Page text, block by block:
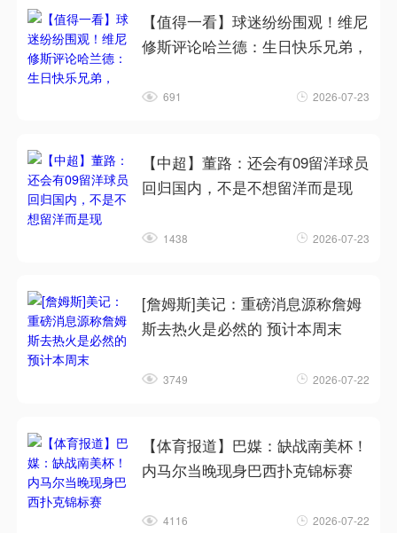
【值得一看】球迷纷纷围观！维尼
修斯评论哈兰德：生日快乐兄弟，
691 2026-07-23
【中超】董路：还会有09留洋球员
回归国内，不是不想留洋而是现
1438 2026-07-23
[詹姆斯]美记：重磅消息源称詹姆
斯去热火是必然的 预计本周末
3749 2026-07-22
【体育报道】巴媒：缺战南美杯！
内马尔当晚现身巴西扑克锦标赛
4116 2026-07-22